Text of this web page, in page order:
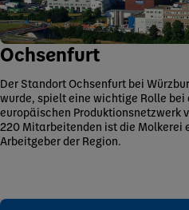
Ochsenfurt
Der Standort Ochsenfurt bei
wurde, spielt eine wichtige Rolle bei
europäischen Produktionsnetzwerk
220 Mitarbeitenden ist die Molkerei
Arbeitgeber der Region.